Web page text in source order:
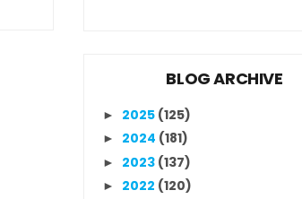
BLOG ARCHIVE
► 2025 (125)
► 2024 (181)
► 2023 (137)
► 2022 (120)